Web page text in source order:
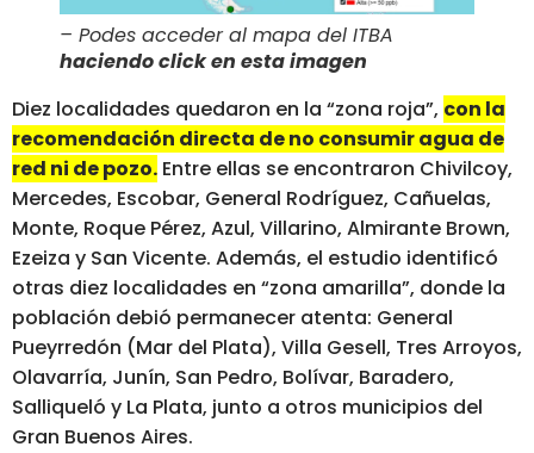
– Podes acceder al mapa del ITBA
haciendo click en esta imagen
Diez localidades quedaron en la “zona roja”, con la
recomendación directa de no consumir agua de
red ni de pozo. Entre ellas se encontraron Chivilcoy,
Mercedes, Escobar, General Rodríguez, Cañuelas,
Monte, Roque Pérez, Azul, Villarino, Almirante Brown,
Ezeiza y San Vicente. Además, el estudio identificó
otras diez localidades en “zona amarilla”, donde la
población debió permanecer atenta: General
Pueyrredón (Mar del Plata), Villa Gesell, Tres Arroyos,
Olavarría, Junín, San Pedro, Bolívar, Baradero,
Salliqueló y La Plata, junto a otros municipios del
Gran Buenos Aires.